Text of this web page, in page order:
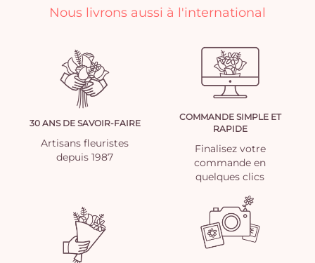
Nous livrons aussi à l'international
30 ANS DE SAVOIR-FAIRE
Artisans fleuristes
depuis 1987
COMMANDE SIMPLE ET
RAPIDE
Finalisez votre
commande en
quelques clics